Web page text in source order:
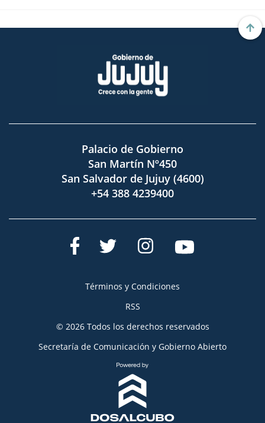
Palacio de Gobierno
San Martín Nº450
San Salvador de Jujuy (4600)
+54 388 4239400
Términos y Condiciones
RSS
© 2026 Todos los derechos reservados
Secretaría de Comunicación y Gobierno Abierto